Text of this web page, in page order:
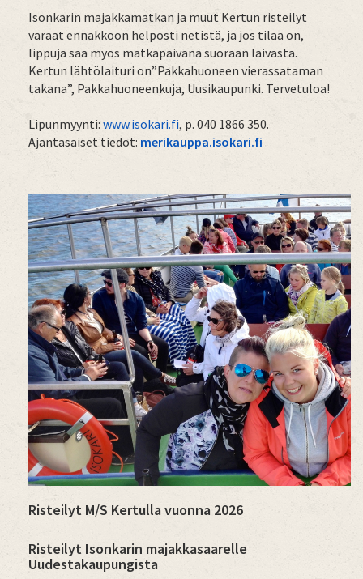
Isonkarin majakkamatkan ja muut Kertun risteilyt
varaat ennakkoon helposti netistä, ja jos tilaa on,
lippuja saa myös matkapäivänä suoraan laivasta.
Kertun lähtölaituri on”Pakkahuoneen vierassataman
takana”, Pakkahuoneenkuja, Uusikaupunki. Tervetuloa!
Lipunmyynti: www.isokari.fi, p. 040 1866 350.
Ajantasaiset tiedot: merikauppa.isokari.fi
Risteilyt M/S Kertulla vuonna 2026
Risteilyt Isonkarin majakkasaarelle
Uudestakaupungista